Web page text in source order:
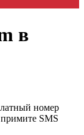
в
номер
SMS